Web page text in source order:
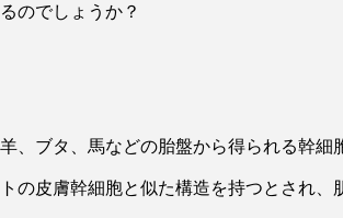
のでしょうか？
、ブタ、馬などの胎盤から得られる幹細
の皮膚幹細胞と似た構造を持つとされ、